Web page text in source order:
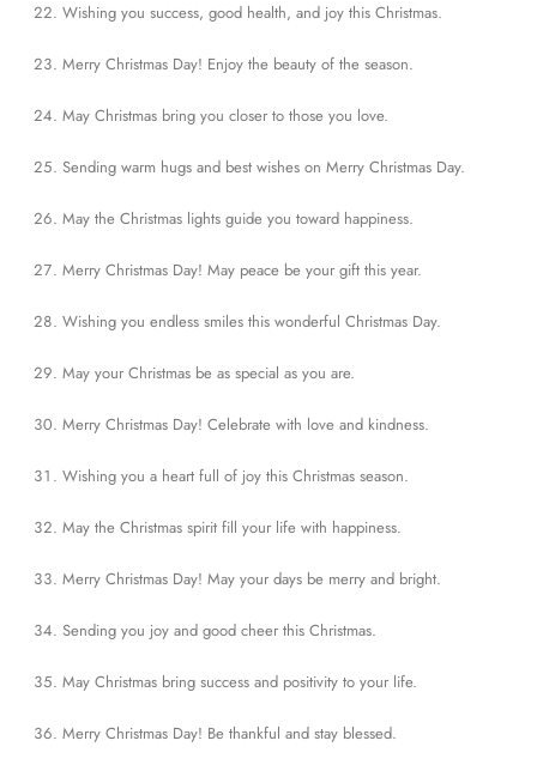
Wishing you success, good health, and joy this Christmas.
Merry Christmas Day! Enjoy the beauty of the season.
May Christmas bring you closer to those you love.
Sending warm hugs and best wishes on Merry Christmas Day.
May the Christmas lights guide you toward happiness.
Merry Christmas Day! May peace be your gift this year.
Wishing you endless smiles this wonderful Christmas Day.
May your Christmas be as special as you are.
Merry Christmas Day! Celebrate with love and kindness.
Wishing you a heart full of joy this Christmas season.
May the Christmas spirit fill your life with happiness.
Merry Christmas Day! May your days be merry and bright.
Sending you joy and good cheer this Christmas.
May Christmas bring success and positivity to your life.
Merry Christmas Day! Be thankful and stay blessed.